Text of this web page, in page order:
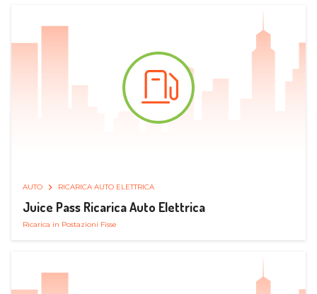
AUTO RICARICA AUTO ELETTRICA
Juice Pass Ricarica Auto Elettrica
Ricarica in Postazioni Fisse